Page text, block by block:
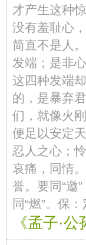
才产生这种
没有羞耻心
简直不是人
发端；是非
这四种发端
的，是暴弃
们，就像火
便足以安定
忍人之心；
哀痛，同情
誉。要同“邀
同“燃”。保：
《孟子·公